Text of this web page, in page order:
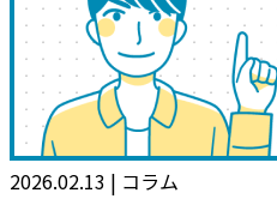
2026.02.13 | コラム